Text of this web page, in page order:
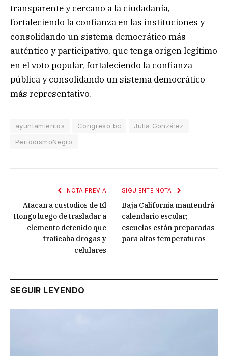
transparente y cercano a la ciudadanía,
fortaleciendo la confianza en las instituciones y
consolidando un sistema democrático más
auténtico y participativo, que tenga origen legítimo
en el voto popular, fortaleciendo la confianza
pública y consolidando un sistema democrático
más representativo.
ayuntamientos Congreso bc
Julia González
PeriodismoNegro
NOTA PREVIA
Atacan a custodios de El
Hongo luego de trasladar a
elemento detenido que
traficaba drogas y
celulares
SIGUIENTE NOTA
Baja California mantendrá
calendario escolar;
escuelas están preparadas
para altas temperaturas
SEGUIR LEYENDO